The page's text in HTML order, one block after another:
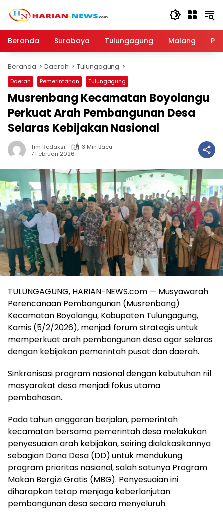
Beranda
Surabaya Tulungagung Malang
Beranda Daerah Tulungagung
Daerah Pemerintahan Tulungagung
Musrenbang Kecamatan Boyolangu
Perkuat Arah Pembangunan Desa
Selaras Kebijakan Nasional
Tim Redaksi
3 Min Baca
7 Februari 2026
TULUNGAGUNG, HARIAN-NEWS.com — Musyawarah
Perencanaan Pembangunan (Musrenbang)
Kecamatan Boyolangu, Kabupaten Tulungagung,
Kamis (5/2/2026), menjadi forum strategis untuk
memperkuat arah pembangunan desa agar selaras
dengan kebijakan pemerintah pusat dan daerah.
Sinkronisasi program nasional dengan kebutuhan riil
masyarakat desa menjadi fokus utama
pembahasan.
Pada tahun anggaran berjalan, pemerintah
kecamatan bersama pemerintah desa melakukan
penyesuaian arah kebijakan, seiring dialokasikannya
sebagian Dana Desa (DD) untuk mendukung
program prioritas nasional, salah satunya Program
Makan Bergizi Gratis (MBG). Penyesuaian ini
diharapkan tetap menjaga keberlanjutan
pembangunan desa secara menyeluruh.